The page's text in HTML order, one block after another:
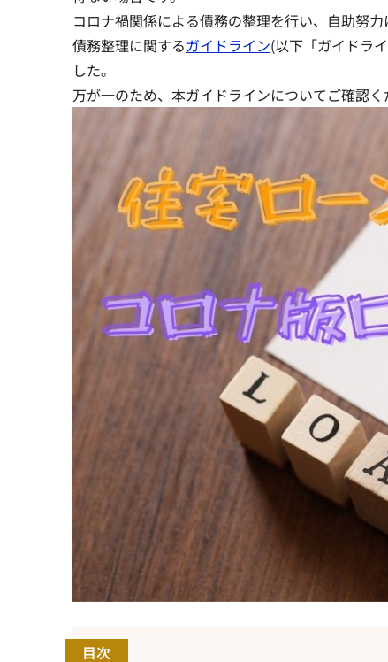
コロナ禍関係による債務の整理を行い、自助努
債務整理に関するガイドライン(以下「ガイドラ
した。
万が一のため、本ガイドラインについてご確認く
目次